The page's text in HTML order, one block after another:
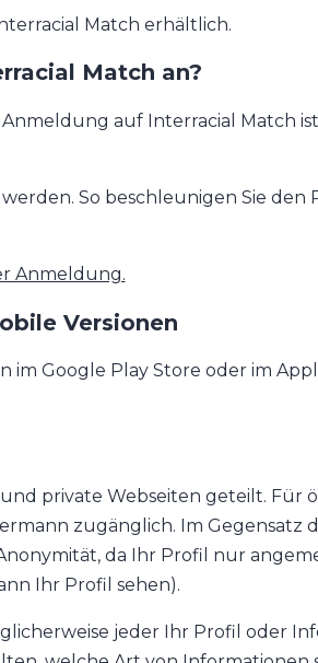
Match erhältlich.
Match an?
auf Interracial Match
So beschleunigen Sie den
Anmeldung.
Versionen
im Google Play Store oder im
private Webseiten geteilt. Für
zugänglich. Im Gegensatz
da Ihr Profil nur
Ihr Profil sehen).
jeder Ihr Profil oder